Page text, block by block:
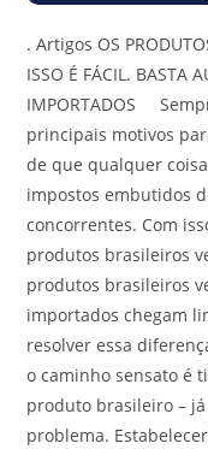
. Artigos OS
ISSO É FÁCIL. BASTA
IMPORTADOS
principais motivos
de que qualquer
impostos embutidos
concorrentes. Com
produtos brasileiros
produtos brasileiros
importados chegam
resolver essa
o caminho sensato é
produto brasileiro –
problema.